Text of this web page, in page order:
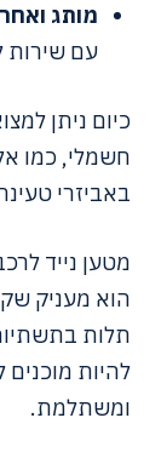
מותג
עם שירות
כיום ניתן
חשמלי, כמו
באביזרי
מטען נייד
הוא מעניק
תלות
להיות
ומשתלמת.